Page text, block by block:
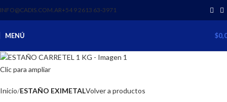
INFO@CADIS.COM.AR‪+54 9 2613 63‑3971‬
MENÚ $
Clic para ampliar
Inicio ESTAÑO EXIMETALVolver a productos